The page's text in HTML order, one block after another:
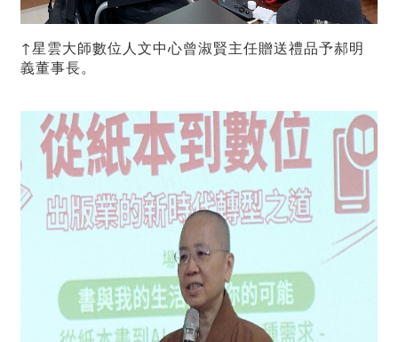
↑星雲大師數位人文中心曾淑賢主任贈送禮品予郝明
義董事長。